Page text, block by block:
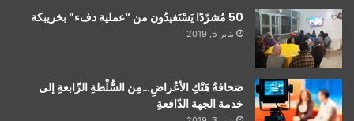
50 مُشرّدًا يَسْتَفيدُون من “عملية دفء” بخريبكة
يناير 5, 2019
صَحافةُ هَتْكِ الأعْراضِ…مِن السُّلْطةِ الرِّابعةِ إلى
خدمة الجهة الدّافعةِ